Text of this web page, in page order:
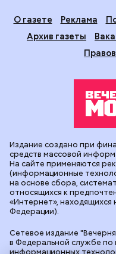
О газете Реклама
Архив газеты
Сетевое издание
в Федеральной службе по
информационных
Издание создано при
средств массовой
На сайте применяются
(информационные
на основе сбора,
относящихся к
«Интернет»,
Федерации).